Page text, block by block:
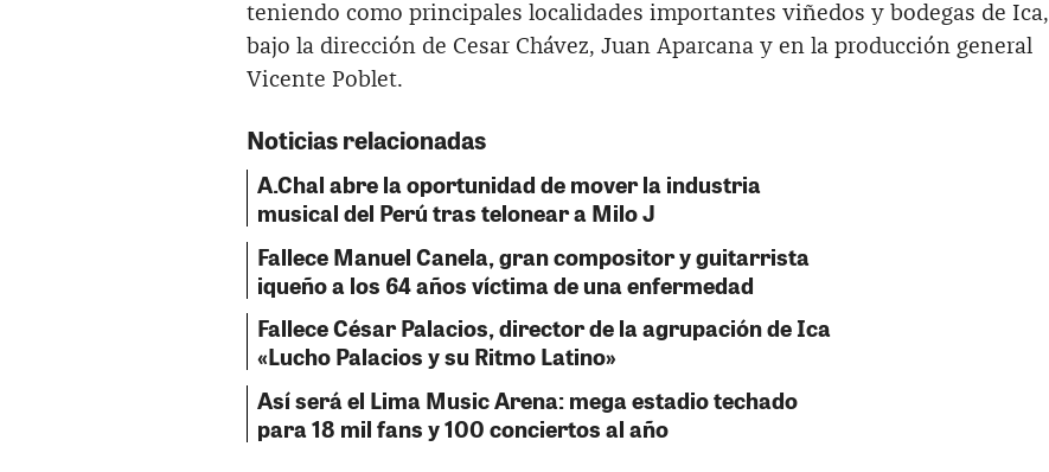
teniendo como principales localidades importantes viñedos y bodegas de Ica,
bajo la dirección de Cesar Chávez, Juan Aparcana y en la producción general
Vicente Poblet.
Noticias relacionadas
A.Chal abre la oportunidad de mover la industria
musical del Perú tras telonear a Milo J
Fallece Manuel Canela, gran compositor y guitarrista
iqueño a los 64 años víctima de una enfermedad
Fallece César Palacios, director de la agrupación de Ica
«Lucho Palacios y su Ritmo Latino»
Así será el Lima Music Arena: mega estadio techado
para 18 mil fans y 100 conciertos al año